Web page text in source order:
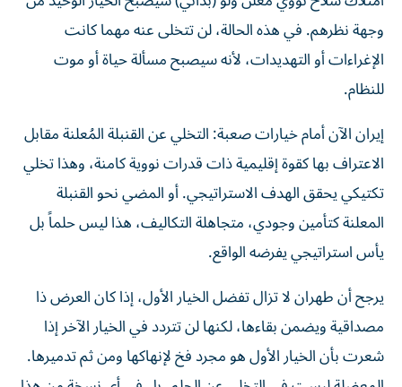
وجهة نظرهم. في هذه الحالة، لن تتخلى عنه مهما كانت
الإغراءات أو التهديدات، لأنه سيصبح مسألة حياة أو موت
للنظام.
إيران الآن أمام خيارات صعبة: التخلي عن القنبلة المُعلنة مقابل
الاعتراف بها كقوة إقليمية ذات قدرات نووية كامنة، وهذا تخلي
تكتيكي يحقق الهدف الاستراتيجي. أو المضي نحو القنبلة
المعلنة كتأمين وجودي، متجاهلة التكاليف، هذا ليس حلماً بل
يأس استراتيجي يفرضه الواقع.
يرجح أن طهران لا تزال تفضل الخيار الأول، إذا كان العرض ذا
مصداقية ويضمن بقاءها، لكنها لن تتردد في الخيار الآخر إذا
شعرت بأن الخيار الأول هو مجرد فخ لإنهاكها ومن ثم تدميرها.